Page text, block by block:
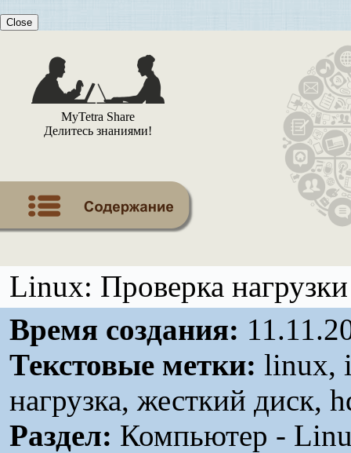
Close
MyTetra Share
Делитесь знаниями!
Linux: Проверка
Время создания:
Текстовые метки: linux,
нагрузка, жесткий диск,
Раздел: Компьютер -